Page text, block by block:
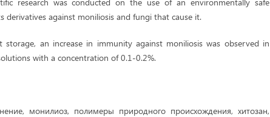
against moniliosis and fungi that cause it.
an increase in immunity against moniliosis was observed in
with a concentration of 0.1-0.2%.
монилиоз, полимеры природного происхождения, хитозан,